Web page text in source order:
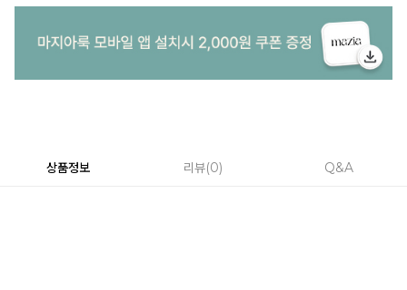
상품정보 리뷰 0 Q&A